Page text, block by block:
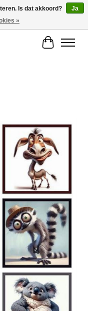
Items
Is dat akkoord?
Ja
»